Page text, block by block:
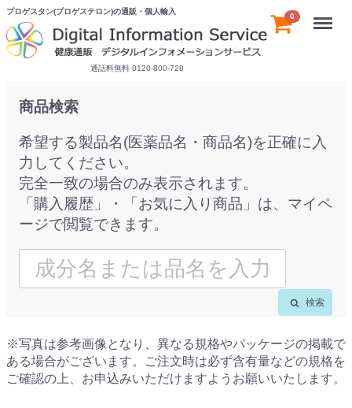
プロゲスタン(プロゲステロン)の通販・個人輸入
通話料無料 0120-800-728
0 Menu
商品検索
希望する製品名(医薬品名・商品名)を正確に入
力してください。
完全一致の場合のみ表示されます。
「購入履歴」・「お気に入り商品」は、マイペ
ージで閲覧できます。
検索
※写真は参考画像となり、異なる規格やパッケージの掲載で
ある場合がございます。ご注文時は必ず含有量などの規格を
ご確認の上、お申込みいただけますようお願いいたします。